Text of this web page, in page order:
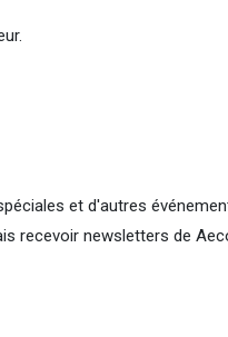
et d'autres
recevoir newsletters de